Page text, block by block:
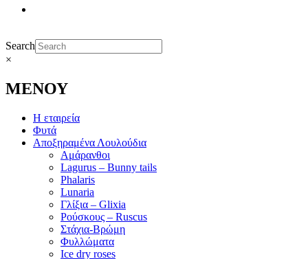
Search
×
ΜΕΝΟΥ
Η εταιρεία
Φυτά
Αποξηραμένα Λουλούδια
Αμάρανθοι
Lagurus – Bunny tails
Phalaris
Lunaria
Γλίξια – Glixia
Ρούσκους – Ruscus
Στάχια-Βρώμη
Φυλλώματα
Ice dry roses